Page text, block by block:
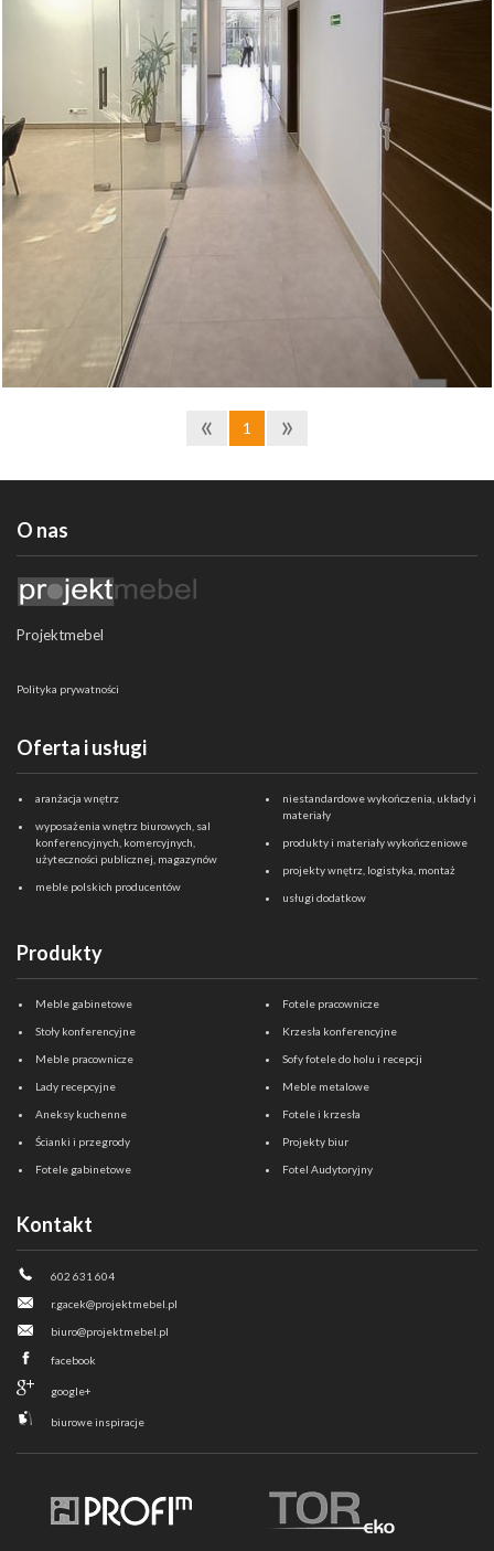
Ścianki i przegrody wykonane ze szkła pozwalają na
tworzenie zacisznych pomieszczeń bez utraty poczucia
przestrzeni. Szkło hartowane o grubości 12 m gwarantuje
bezpieczeństwo użytkowania, a dzięki wykończeniu ze stali
nierdzewnej całość prezentuje się efektownie i
nowocześnie.
« 1 »
O nas
Projektmebel
Polityka prywatności
Oferta i usługi
aranżacja wnętrz
wyposażenia wnętrz biurowych, sal
konferencyjnych, komercyjnych,
użyteczności publicznej, magazynów
meble polskich producentów
niestandardowe wykończenia, układy i
materiały
produkty i materiały wykończeniowe
projekty wnętrz, logistyka, montaż
usługi dodatkow
Produkty
Meble gabinetowe
Stoły konferencyjne
Meble pracownicze
Lady recepcyjne
Aneksy kuchenne
Ścianki i przegrody
Fotele gabinetowe
Fotele pracownicze
Krzesła konferencyjne
Sofy fotele do holu i recepcji
Meble metalowe
Fotele i krzesła
Projekty biur
Fotel Audytoryjny
Kontakt
602 631 604
r.gacek@projektmebel.pl
biuro@projektmebel.pl
facebook
google+
biurowe inspiracje